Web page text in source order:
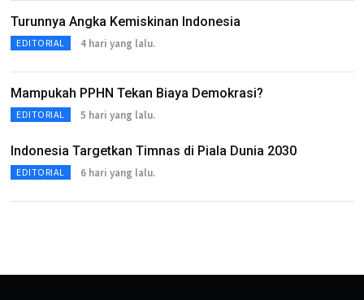
Turunnya Angka Kemiskinan Indonesia
EDITORIAL 4 hari yang lalu.
Mampukah PPHN Tekan Biaya Demokrasi?
EDITORIAL 5 hari yang lalu.
Indonesia Targetkan Timnas di Piala Dunia 2030
EDITORIAL 6 hari yang lalu.